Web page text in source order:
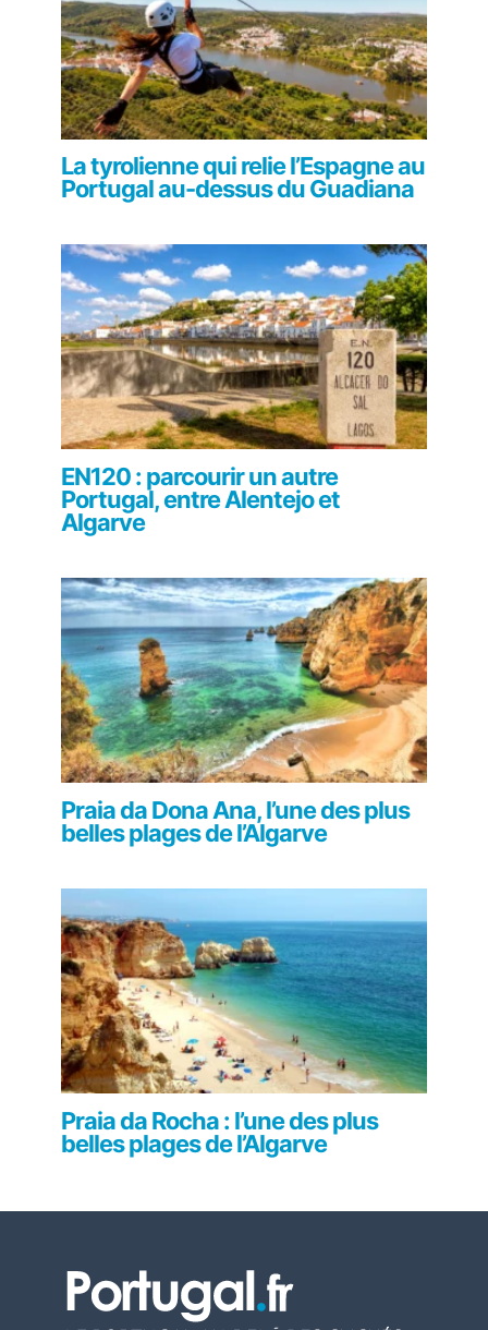
La tyrolienne qui relie l’Espagne au
Portugal au-dessus du Guadiana
EN120 : parcourir un autre
Portugal, entre Alentejo et
Algarve
Praia da Dona Ana, l’une des plus
belles plages de l’Algarve
Praia da Rocha : l’une des plus
belles plages de l’Algarve